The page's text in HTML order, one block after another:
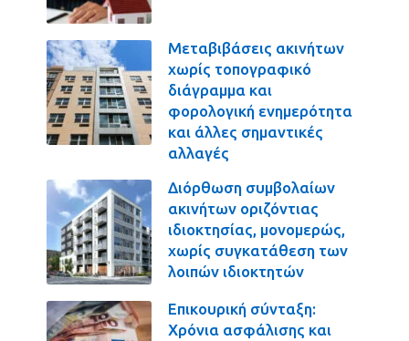
Μεταβιβάσεις ακινήτων
χωρίς τοπογραφικό
διάγραμμα και
φορολογική ενημερότητα
και άλλες σημαντικές
αλλαγές
Διόρθωση συμβολαίων
ακινήτων οριζόντιας
ιδιοκτησίας, μονομερώς,
χωρίς συγκατάθεση των
λοιπών ιδιοκτητών
Επικουρική σύνταξη:
Χρόνια ασφάλισης και